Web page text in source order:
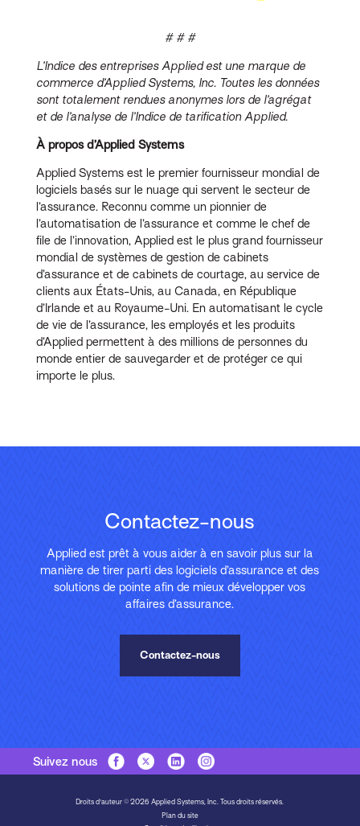
# # #
L’Indice des entreprises Applied est une marque de
commerce d’Applied Systems, Inc. Toutes les données
sont totalement rendues anonymes lors de l’agrégat
et de l’analyse de l’Indice de tarification Applied.
À propos d’Applied Systems
Applied Systems est le premier fournisseur mondial de
logiciels basés sur le nuage qui servent le secteur de
l’assurance. Reconnu comme un pionnier de
l’automatisation de l’assurance et comme le chef de
file de l’innovation, Applied est le plus grand fournisseur
mondial de systèmes de gestion de cabinets
d’assurance et de cabinets de courtage, au service de
clients aux États-Unis, au Canada, en République
d’Irlande et au Royaume-Uni. En automatisant le cycle
de vie de l’assurance, les employés et les produits
d’Applied permettent à des millions de personnes du
monde entier de sauvegarder et de protéger ce qui
importe le plus.
Contactez-nous
Applied est prêt à vous aider à en savoir plus sur la
manière de tirer parti des logiciels d’assurance et des
solutions de pointe afin de mieux développer vos
affaires d’assurance.
Contactez-nous
Suivez nous
Droits d'auteur © 2026 Applied Systems, Inc. Tous droits réservés.
Plan du site